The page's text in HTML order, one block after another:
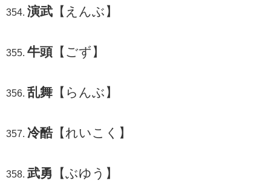
演武 【えんぶ】
牛頭【ごず】
乱舞 【らんぶ】
冷酷【れいこく】
武勇 【ぶゆう】